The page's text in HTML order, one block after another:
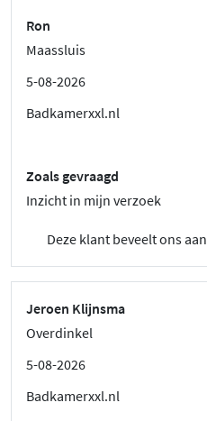
Ron
Maassluis
5-08-2026
Badkamerxxl.nl
Zoals gevraagd
Inzicht in mijn verzoek
Deze klant beveelt ons aan
Jeroen Klijnsma
Overdinkel
5-08-2026
Badkamerxxl.nl